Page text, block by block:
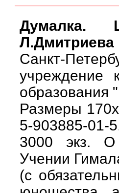
Думалка.
Л.Дмитриева
Санкт-
учреждение
образования
Размеры
5-903885-
3000 экз. О
Учении
(с